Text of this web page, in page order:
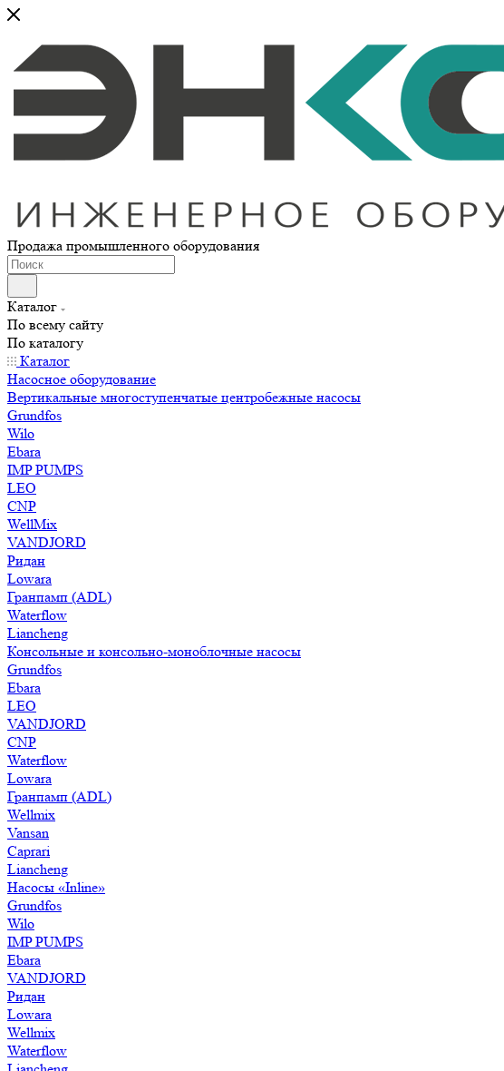
Продажа промышленного оборудования
Каталог
По всему сайту
По каталогу
Каталог
Насосное оборудование
Вертикальные многоступенчатые центробежные насосы
Grundfos
Wilo
Ebara
IMP PUMPS
LEO
CNP
WellMix
VANDJORD
Ридан
Lowara
Гранпамп (ADL)
Waterflow
Liancheng
Консольные и консольно-моноблочные насосы
Grundfos
Ebara
LEO
VANDJORD
CNP
Waterflow
Lowara
Гранпамп (ADL)
Wellmix
Vansan
Caprari
Liancheng
Насосы «Inline»
Grundfos
Wilo
IMP PUMPS
Ebara
VANDJORD
Ридан
Lowara
Wellmix
Waterflow